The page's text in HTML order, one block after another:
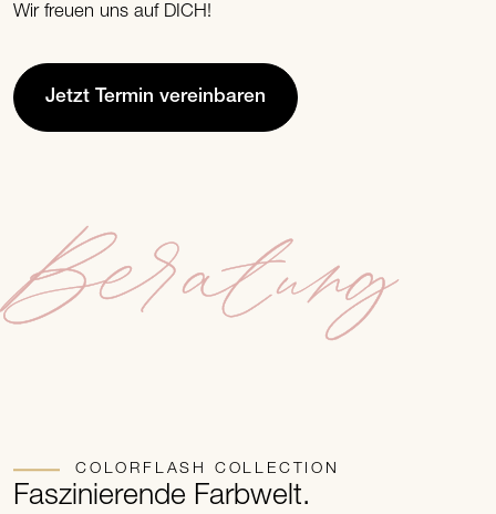
Wir freuen uns auf DICH!
Jetzt Termin vereinbaren
Beratung
COLORFLASH COLLECTION
Faszinierende Farbwelt.